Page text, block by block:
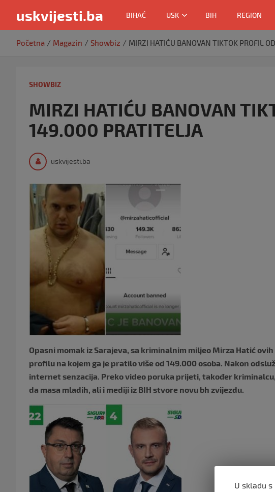
uskvijesti.ba BIHAĆ USK BIH REGION
Početna Magazin Showbiz MIRZI HATIĆU BANOVAN TIKTOK PROFIL
SHOWBIZ
MIRZI HATIĆU BANOVAN
149.000 PRATITELJA
uskvijesti.ba
Opasni momak iz Sarajeva, sa kriminalnim miljeo Mirza Hatić
profilu na kojem ga je pratilo više od 149.000 osoba. Nakon
internet senzacija. Preko video poruka prijeti, također
da masa mladih, ali i mediji iz BIH stvore novu bh zvijezdu.
U skladu